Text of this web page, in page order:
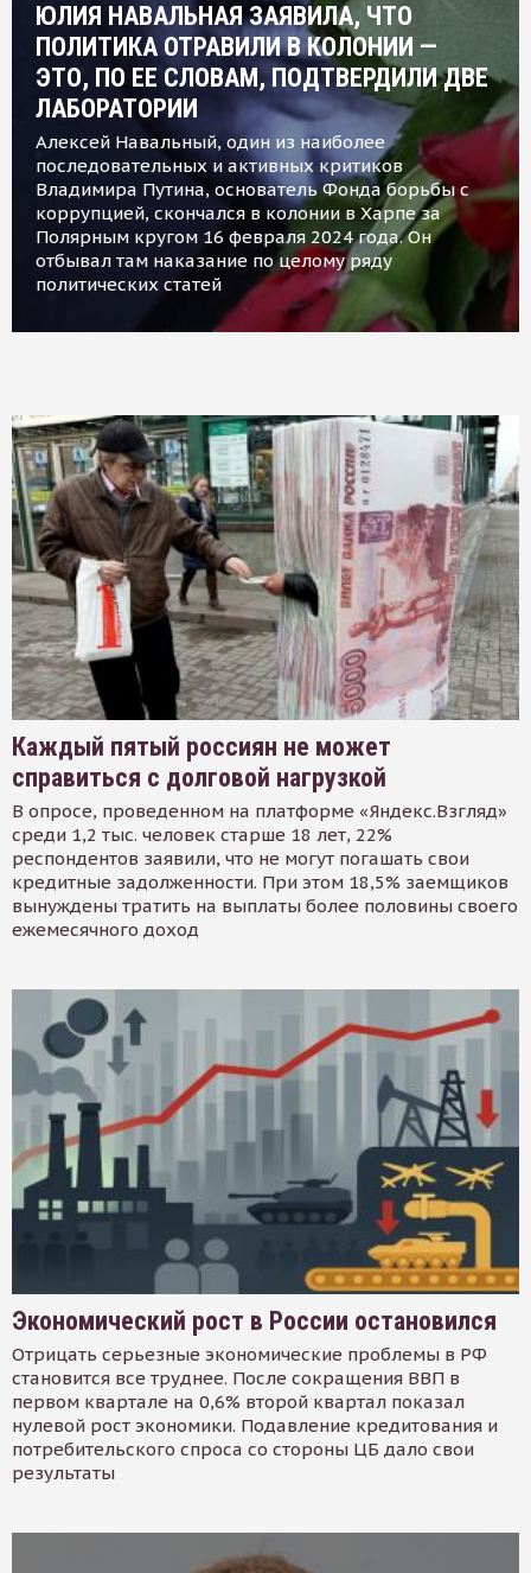
ЮЛИЯ НАВАЛЬНАЯ ЗАЯВИЛА, ЧТО
ПОЛИТИКА ОТРАВИЛИ В КОЛОНИИ —
ЭТО, ПО ЕЕ СЛОВАМ, ПОДТВЕРДИЛИ ДВЕ
ЛАБОРАТОРИИ
Алексей Навальный, один из наиболее
последовательных и активных критиков
Владимира Путина, основатель Фонда борьбы с
коррупцией, скончался в колонии в Харпе за
Полярным кругом 16 февраля 2024 года. Он
отбывал там наказание по целому ряду
политических статей
Каждый пятый россиян не может
справиться с долговой нагрузкой
В опросе, проведенном на платформе «Яндекс.Взгляд»
среди 1,2 тыс. человек старше 18 лет, 22%
респондентов заявили, что не могут погашать свои
кредитные задолженности. При этом 18,5% заемщиков
вынуждены тратить на выплаты более половины своего
ежемесячного доход
Экономический рост в России остановился
Отрицать серьезные экономические проблемы в РФ
становится все труднее. После сокращения ВВП в
первом квартале на 0,6% второй квартал показал
нулевой рост экономики. Подавление кредитования и
потребительского спроса со стороны ЦБ дало свои
результаты